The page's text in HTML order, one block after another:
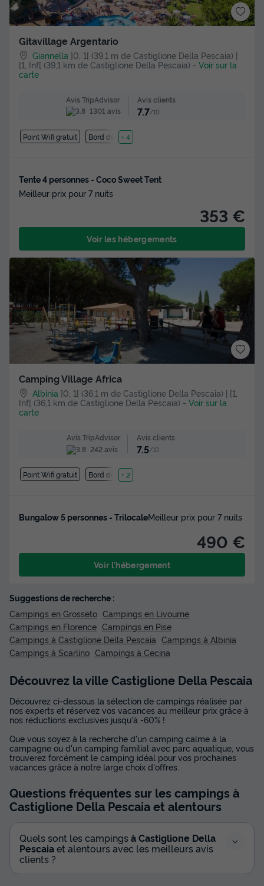
Gitavillage Argentario
Giannella ]0, 1[ (39,1 m de Castiglione Della Pescaia) |
[1, Inf[ (39,1 km de Castiglione Della Pescaia) - Voir sur la
carte
Avis TripAdvisor
1301 avis
Avis clients
7.7/10
Point Wifi gratuit Bord de mer
+ 4
Tente 4 personnes - Coco Sweet Tent
Meilleur prix pour 7 nuits
353 €
Voir les hébergements
Camping Village Africa
Albinia ]0, 1[ (36,1 m de Castiglione Della Pescaia) | [1,
Inf[ (36,1 km de Castiglione Della Pescaia) - Voir sur la
carte
Avis TripAdvisor
242 avis
Avis clients
7.5/10
Point Wifi gratuit Bord de mer
+ 2
Bungalow 5 personnes - TrilocaleMeilleur prix pour 7 nuits
490 €
Voir l'hébergement
Suggestions de recherche :
Campings en Grosseto Campings en Livourne
Campings en Florence Campings en Pise
Campings à Castiglione Della Pescaia Campings à Albinia
Campings à Scarlino Campings à Cecina
Découvrez la ville Castiglione Della Pescaia
Découvrez ci-dessous la sélection de campings réalisée par
nos experts et réservez vos vacances au meilleur prix grâce à
nos réductions exclusives jusqu'à -60% !
Que vous soyez à la recherche d'un camping calme à la
campagne ou d'un camping familial avec parc aquatique, vous
trouverez forcément le camping idéal pour vos prochaines
vacances grâce à notre large choix d'offres.
Questions fréquentes sur les campings à
Castiglione Della Pescaiaet alentours
Quels sont les campings à Castiglione Della
Pescaiaet alentours avec les meilleurs avis
clients ?